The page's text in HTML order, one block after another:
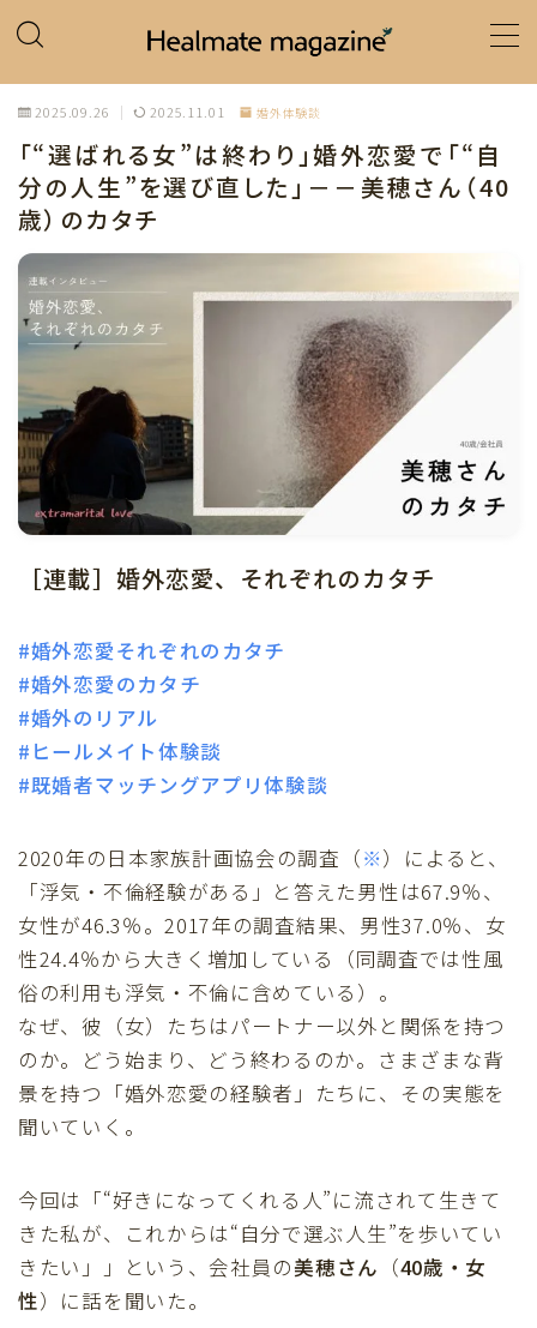
MENU
ホーム
カテゴリー
2025.09.26 2025.11.01 婚外体験談
「“選ばれる女”は終わり」婚外恋愛で「“自
分の人生”を選び直した」－－美穂さん（40
歳）のカタチ
［連載］婚外恋愛、それぞれのカタチ
#婚外恋愛それぞれのカタチ
#婚外恋愛のカタチ
#婚外のリアル
#ヒールメイト体験談
#既婚者マッチングアプリ体験談
2020年の日本家族計画協会の調査（※）によると、
「浮気・不倫経験がある」と答えた男性は67.9％、
女性が46.3％。2017年の調査結果、男性37.0％、女
性24.4％から大きく増加している（同調査では性風
俗の利用も浮気・不倫に含めている）。
なぜ、彼（女）たちはパートナー以外と関係を持つ
のか。どう始まり、どう終わるのか。さまざまな背
景を持つ「婚外恋愛の経験者」たちに、その実態を
聞いていく。
今回は「“好きになってくれる人”に流されて生きて
きた私が、これからは“自分で選ぶ人生”を歩いてい
きたい」」という、会社員の美穂さん （40歳・女
性）に話を聞いた。